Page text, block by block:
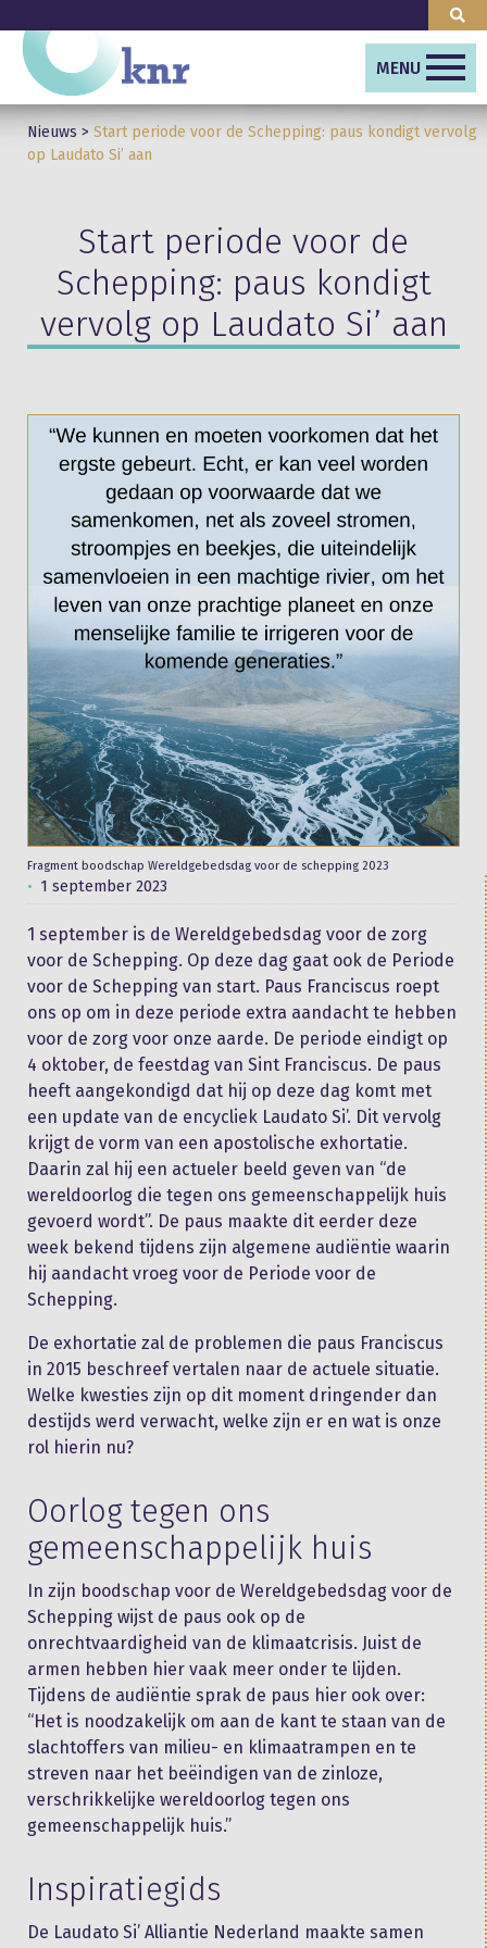
MENU
Nieuws > Start periode voor de Schepping: paus kondigt vervolg
op Laudato Si’ aan
Start periode voor de
Schepping: paus kondigt
vervolg op Laudato Si’ aan
Fragment boodschap Wereldgebedsdag voor de schepping 2023
1 september 2023
1 september is de Wereldgebedsdag voor de zorg
voor de Schepping. Op deze dag gaat ook de Periode
voor de Schepping van start. Paus Franciscus roept
ons op om in deze periode extra aandacht te hebben
voor de zorg voor onze aarde. De periode eindigt op
4 oktober, de feestdag van Sint Franciscus. De paus
heeft aangekondigd dat hij op deze dag komt met
een update van de encycliek Laudato Si’. Dit vervolg
krijgt de vorm van een apostolische exhortatie.
Daarin zal hij een actueler beeld geven van “de
wereldoorlog die tegen ons gemeenschappelijk huis
gevoerd wordt”. De paus maakte dit eerder deze
week bekend tijdens zijn algemene audiëntie waarin
hij aandacht vroeg voor de Periode voor de
Schepping.
De exhortatie zal de problemen die paus Franciscus
in 2015 beschreef vertalen naar de actuele situatie.
Welke kwesties zijn op dit moment dringender dan
destijds werd verwacht, welke zijn er en wat is onze
rol hierin nu?
Oorlog tegen ons
gemeenschappelijk huis
In zijn boodschap voor de Wereldgebedsdag voor de
Schepping wijst de paus ook op de
onrechtvaardigheid van de klimaatcrisis. Juist de
armen hebben hier vaak meer onder te lijden.
Tijdens de audiëntie sprak de paus hier ook over:
“Het is noodzakelijk om aan de kant te staan van de
slachtoffers van milieu- en klimaatrampen en te
streven naar het beëindigen van de zinloze,
verschrikkelijke wereldoorlog tegen ons
gemeenschappelijk huis.”
Inspiratiegids
De Laudato Si’ Alliantie Nederland maakte samen